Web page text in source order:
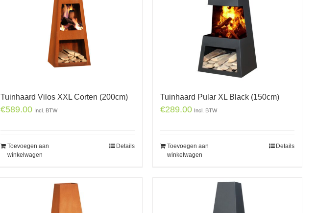
Tuinhaard Vilos XXL Corten (200cm)
€589.00 Incl. BTW
Toevoegen aan
winkelwagen
Details
Tuinhaard Pular XL Black (150cm)
€289.00 Incl. BTW
Toevoegen aan
winkelwagen
Details